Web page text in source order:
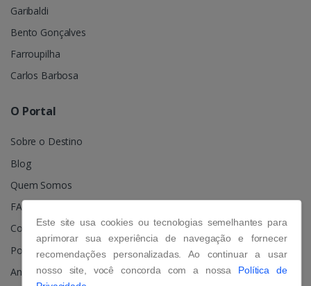
Garibaldi
Bento Gonçalves
Farroupilha
Carlos Barbosa
O Portal
Sobre o Destino
Blog
Quem Somos
FAQ
Contato
Política de Privacidade
Anuncie
Este site usa cookies ou tecnologias semelhantes para
aprimorar sua experiência de navegação e fornecer
recomendações personalizadas. Ao continuar a usar
nosso site, você concorda com a nossa Política de